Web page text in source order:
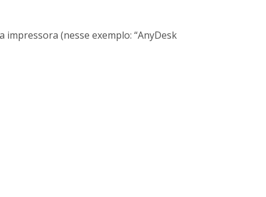
impressora (nesse exemplo: “AnyDesk